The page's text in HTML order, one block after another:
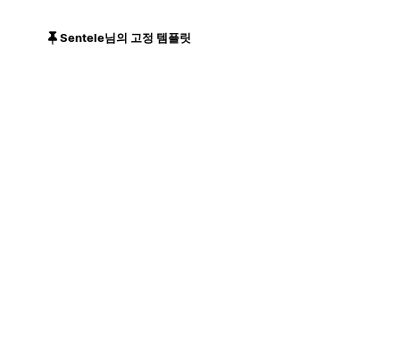
Sentele님의 고정 템플릿